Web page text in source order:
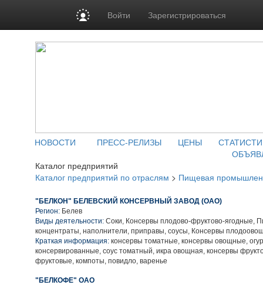
Войти Зарегистрироваться
НОВОСТИ ПРЕСС-РЕЛИЗЫ ЦЕНЫ
Каталог предприятий
Каталог предприятий по отраслям > Пищевая
"БЕЛКОН" БЕЛЕВСКИЙ КОНСЕРВНЫЙ ЗАВОД (ОАО)
Регион: Белев
Виды деятельности: Соки, Консервы плодово-фруктово-ягодные,
концентраты, наполнители, приправы, соусы, Консервы
Краткая информация: консервы томатные, консервы овощные,
консервированные, соус томатный, икра овощная, консервы
фруктовые, компоты, повидло, варенье
"БЕЛКОФЕ" ОАО